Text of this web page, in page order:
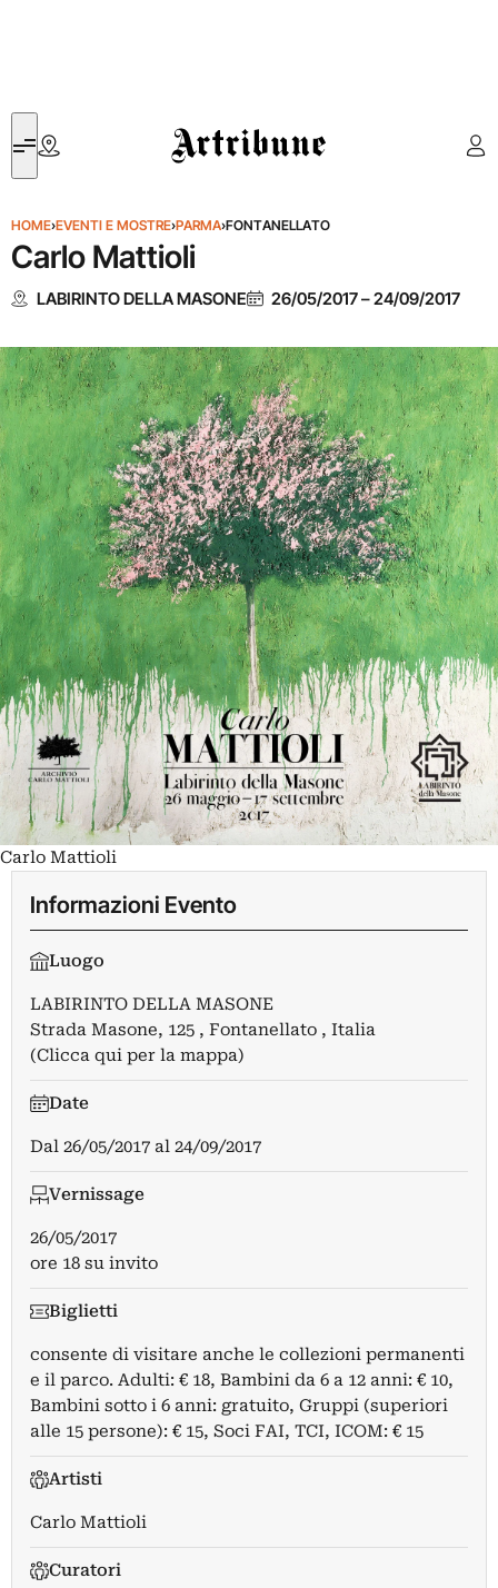
Artribune
HOME›EVENTI E MOSTRE›PARMA›FONTANELLATO
Carlo Mattioli
LABIRINTO DELLA MASONE 26/05/2017–24/09/2017
Carlo Mattioli
Informazioni Evento
Luogo
LABIRINTO DELLA MASONE
Strada Masone, 125 , Fontanellato , Italia
(Clicca qui per la mappa)
Date
Dal 26/05/2017 al 24/09/2017
Vernissage
26/05/2017
ore 18 su invito
Biglietti
consente di visitare anche le collezioni permanenti
e il parco. Adulti: € 18, Bambini da 6 a 12 anni: € 10,
Bambini sotto i 6 anni: gratuito, Gruppi (superiori
alle 15 persone): € 15, Soci FAI, TCI, ICOM: € 15
Artisti
Carlo Mattioli
Curatori